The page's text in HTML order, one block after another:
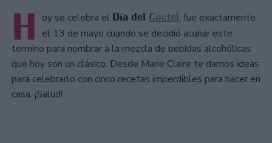
H oy se celebra el Día del Cóctel, fue exactamente
el 13 de mayo cuando se decidió acuñar este
termino para nombrar a la mezcla de bebidas alcohólicas
que hoy son un clásico. Desde Marie Claire te damos ideas
para celebrarlo con cinco recetas imperdibles para hacer en
casa. ¡Salud!